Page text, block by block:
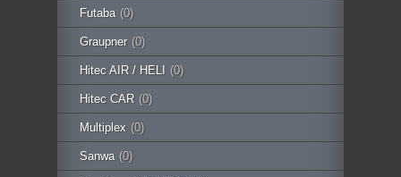
Futaba (0)
Graupner (0)
Hitec AIR / HELI (0)
Hitec CAR (0)
Multiplex (0)
Sanwa (0)